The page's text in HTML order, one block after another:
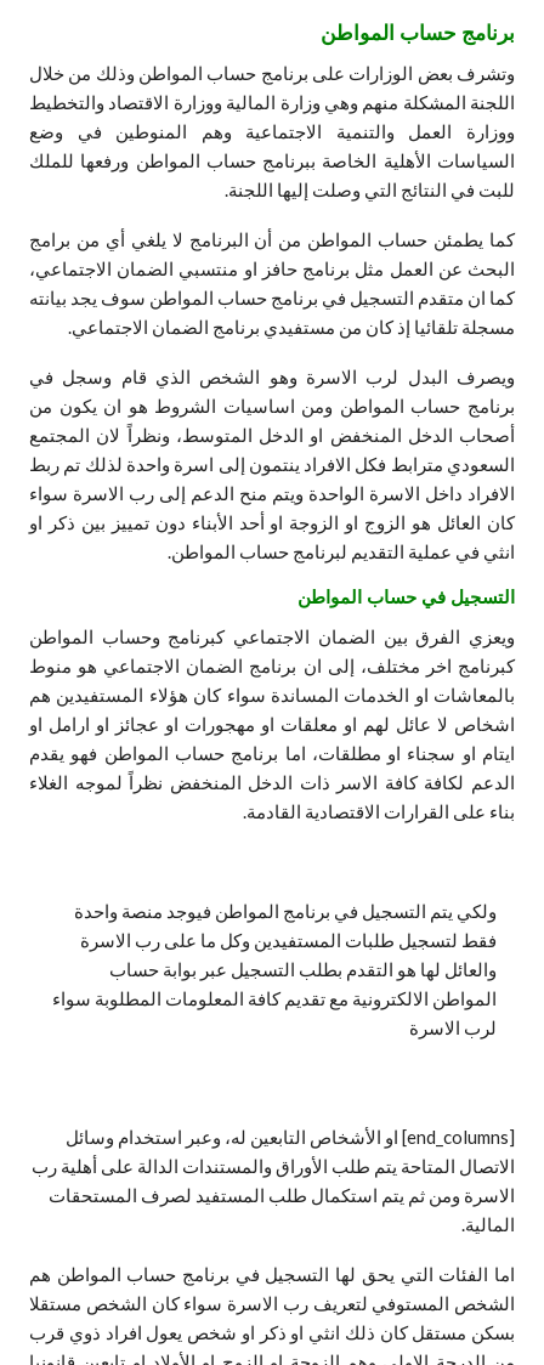
برنامج حساب المواطن
وتشرف بعض الوزارات على برنامج حساب المواطن وذلك من خلال
اللجنة المشكلة منهم وهي وزارة المالية ووزارة الاقتصاد والتخطيط
ووزارة العمل والتنمية الاجتماعية وهم المنوطين في وضع
السياسات الأهلية الخاصة ببرنامج حساب المواطن ورفعها للملك
للبت في النتائج التي وصلت إليها اللجنة.
كما يطمئن حساب المواطن من أن البرنامج لا يلغي أي من برامج
البحث عن العمل مثل برنامج حافز او منتسبي الضمان الاجتماعي،
كما ان متقدم التسجيل في برنامج حساب المواطن سوف يجد بيانته
مسجلة تلقائيا إذ كان من مستفيدي برنامج الضمان الاجتماعي.
ويصرف البدل لرب الاسرة وهو الشخص الذي قام وسجل في
برنامج حساب المواطن ومن اساسيات الشروط هو ان يكون من
أصحاب الدخل المنخفض او الدخل المتوسط، ونظراً لان المجتمع
السعودي مترابط فكل الافراد ينتمون إلى اسرة واحدة لذلك تم ربط
الافراد داخل الاسرة الواحدة ويتم منح الدعم إلى رب الاسرة سواء
كان العائل هو الزوج او الزوجة او أحد الأبناء دون تمييز بين ذكر او
انثي في عملية التقديم لبرنامج حساب المواطن.
التسجيل في حساب المواطن
ويعزي الفرق بين الضمان الاجتماعي كبرنامج وحساب المواطن
كبرنامج اخر مختلف، إلى ان برنامج الضمان الاجتماعي هو منوط
بالمعاشات او الخدمات المساندة سواء كان هؤلاء المستفيدين هم
اشخاص لا عائل لهم او معلقات او مهجورات او عجائز او ارامل او
ايتام او سجناء او مطلقات، اما برنامج حساب المواطن فهو يقدم
الدعم لكافة كافة الاسر ذات الدخل المنخفض نظراً لموجه الغلاء
بناء على القرارات الاقتصادية القادمة.
ولكي يتم التسجيل في برنامج المواطن فيوجد منصة واحدة
فقط لتسجيل طلبات المستفيدين وكل ما على رب الاسرة
والعائل لها هو التقدم بطلب التسجيل عبر بوابة حساب
المواطن الالكترونية مع تقديم كافة المعلومات المطلوبة سواء
لرب الاسرة
[end_columns] او الأشخاص التابعين له، وعبر استخدام وسائل
الاتصال المتاحة يتم طلب الأوراق والمستندات الدالة على أهلية رب
الاسرة ومن ثم يتم استكمال طلب المستفيد لصرف المستحقات
المالية.
اما الفئات التي يحق لها التسجيل في برنامج حساب المواطن هم
الشخص المستوفي لتعريف رب الاسرة سواء كان الشخص مستقلا
بسكن مستقل كان ذلك انثي او ذكر او شخص يعول افراد ذوي قرب